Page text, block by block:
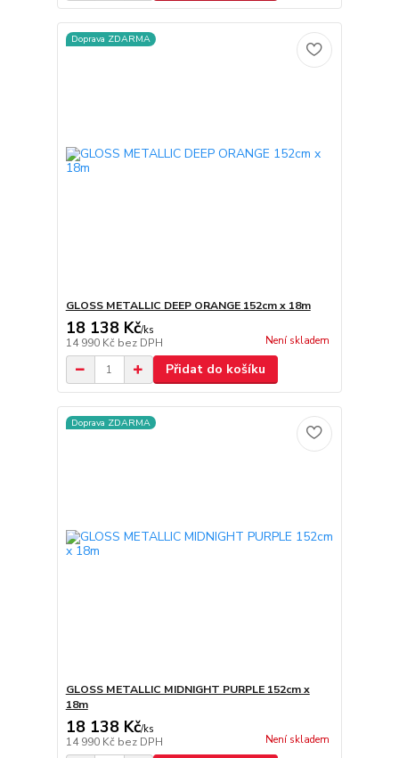
Doprava ZDARMA
GLOSS METALLIC DEEP ORANGE 152cm x 18m
18 138 Kč/ks
14 990 Kč bez DPH Není skladem
Přidat do košíku
Doprava ZDARMA
GLOSS METALLIC MIDNIGHT PURPLE 152cm x
18m
18 138 Kč/ks
14 990 Kč bez DPH Není skladem